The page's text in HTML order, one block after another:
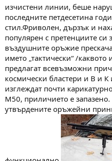
изчистени линии, беше
последните петдесетина
стил.Фриволен, дързък и
популярен с претенциите си
въздушните оръжие
името „тактически“ /каквото
предлагат всевъзможни
космически бластери и В и
изглеждат почти
M50, приличието е
утвърдените оръжейни